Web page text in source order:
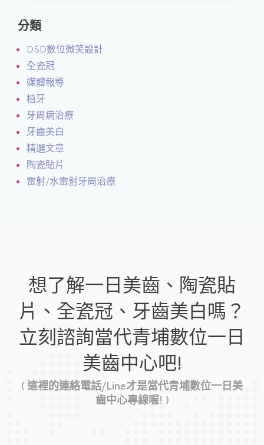
分類
DSD數位微笑設計
全瓷冠
媒體報導
植牙
牙周病治療
牙齒美白
精選文章
陶瓷貼片
雷射/水雷射牙周治療
想了解一日美齒、陶瓷貼
片、全瓷冠、牙齒美白嗎？
立刻諮詢當代青埔數位一日
美齒中心吧!
( 這裡的連絡電話/Line才是當代青埔數位一日美
齒中心專線喔! )